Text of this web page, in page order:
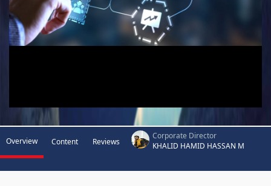
Overview Content Reviews
Corporate Director
KHALID HAMID HASSAN M